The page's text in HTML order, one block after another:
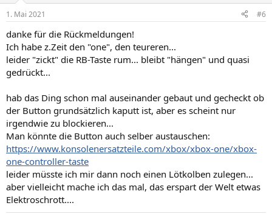
1. Mai 2021 #6
danke für die Rückmeldungen!
Ich habe z.Zeit den "one", den teureren...
leider "zickt" die RB-Taste rum... bleibt "hängen" und quasi
gedrückt...
hab das Ding schon mal auseinander gebaut und gecheckt ob
der Button grundsätzlich kaputt ist, aber es scheint nur
irgendwie zu blockieren...
Man könnte die Button auch selber austauschen:
https://www.konsolenersatzteile.com/xbox/xbox-one/xbox-
one-controller-taste
leider müsste ich mir dann noch einen Lötkolben zulegen...
aber vielleicht mache ich das mal, das erspart der Welt etwas
Elektroschrott....